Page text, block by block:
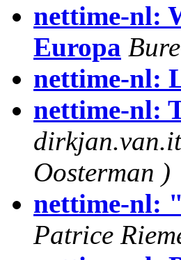
nettime-nl:
Europa
nettime-nl:
nettime-nl:
Oosterman )
nettime-nl:
Patrice